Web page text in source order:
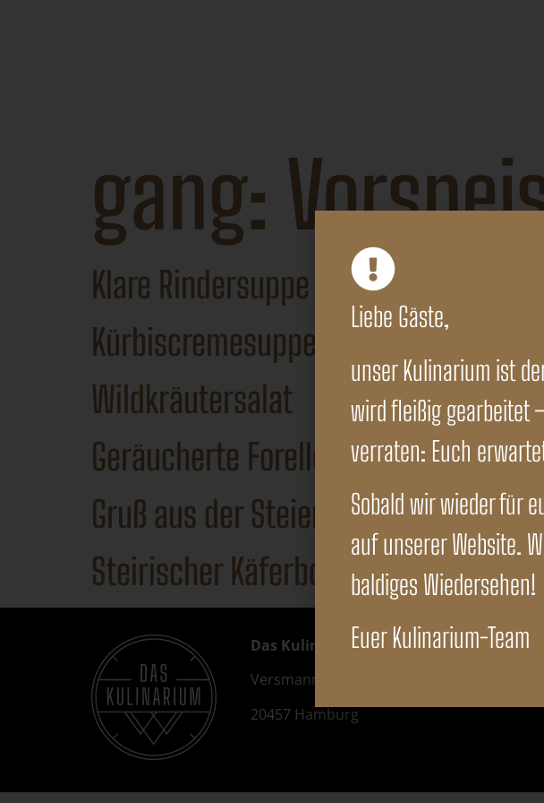
gang:
Klare Rindersuppe
Kürbiscremesuppe
Wildkräutersalat
Geräucherte Forelle
Gruß aus der Steiermark
Steirischer Käferbohnensalat
Das Kulinarium
Versmannstrasse 12/14
20457 Hamburg
+49
Liebe Gäste,
unser Kulinarium ist
wird fleißig gearbeitet
verraten: Euch
Sobald wir wieder für
auf unserer Website.
baldiges Wiedersehen!
Euer Kulinarium-Team